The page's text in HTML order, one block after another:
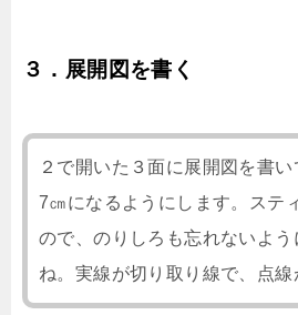
３．展開図を書く
２で開いた３面に展開図を書
7㎝になるようにします。ステ
ので、のりしろも忘れないよ
ね。実線が切り取り線で、点線